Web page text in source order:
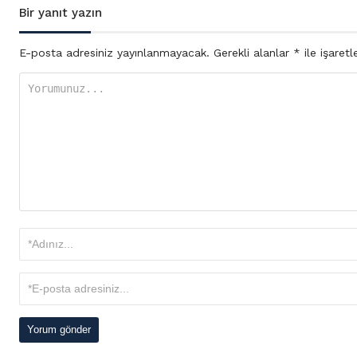
Bir yanıt yazın
E-posta adresiniz yayınlanmayacak. Gerekli alanlar * ile